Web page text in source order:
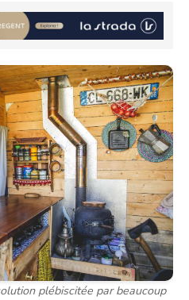
plébiscitée par beaucoup